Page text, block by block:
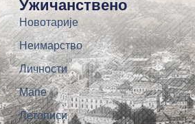
Ужичанствено
Новотарије
Неимарство
Личности
Мапе
Летописи